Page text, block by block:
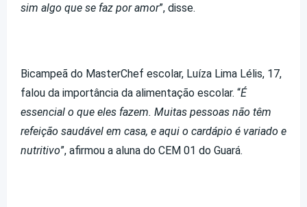
sim algo que se faz por amor”, disse.
Bicampeã do MasterChef escolar, Luíza Lima Lélis, 17,
falou da importância da alimentação escolar. “É
essencial o que eles fazem. Muitas pessoas não têm
refeição saudável em casa, e aqui o cardápio é variado e
nutritivo”, afirmou a aluna do CEM 01 do Guará.